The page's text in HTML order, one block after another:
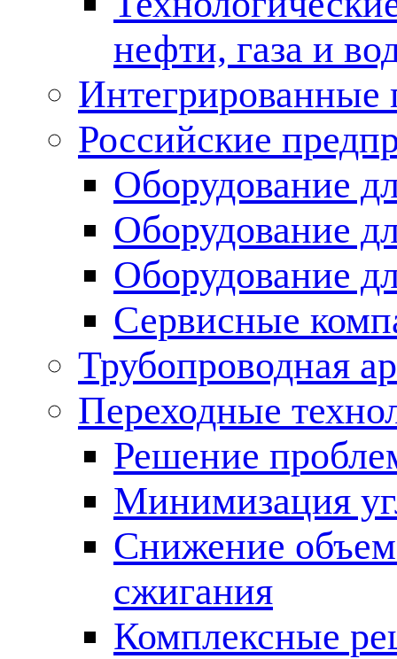
нефти, газа и
Российские
Оборудование
Оборудование
Оборудование
Сервисные
Трубопроводная
Переходные
Решение
Минимизация
Снижение
сжигания
Комплексные